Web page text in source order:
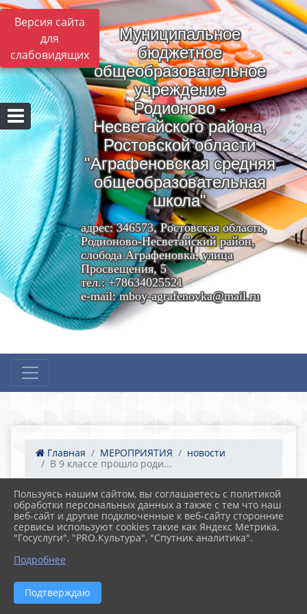
Версия сайта
для
слабовидящих
Муниципальное
бюджетное
общеобразовательное
учреждение
Родионово -
Несветайского района,
Ростовской области
"Аграфеновская средняя
общеобразовательная
школа"
адрес: 346573, Ростовская область,
Родионово-Несветайский район,
слобода Аграфеновка, улица
Просвещения, 5
тел.: +78634025521
e-mail: mboy-agrafenovka@mail.ru
Главная МЕРОПРИЯТИЯ
новости
В 9 классе прошло роди...
21.05.2024 06:39 20
В 9 классе прошло родительское собрание.
Пользуясь нашим сайтом, вы соглашаетесь с политикой
обработки персональных данных а также с тем что наш
веб-сайт и другие подключенные к веб-сайту сторонние
сервисы используют cookies такие как Яндекс Метрика,
"Госуслуги", "PRO.Культура", "Спутник аналитика".
Подробнее
Подтверждаю